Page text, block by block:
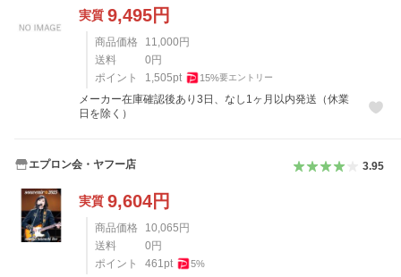
実質 9,495円
商品価格 11,000 円
送料
0 円
ポイント
1,505pt 15%要エントリー
メーカー在庫確認後あり3日、なし1ヶ月以内発送（休業
日を除く）
エプロン会・ヤフー店 3.95
実質 9,604円
商品価格 10,065 円
送料
0 円
ポイント
461pt 5%